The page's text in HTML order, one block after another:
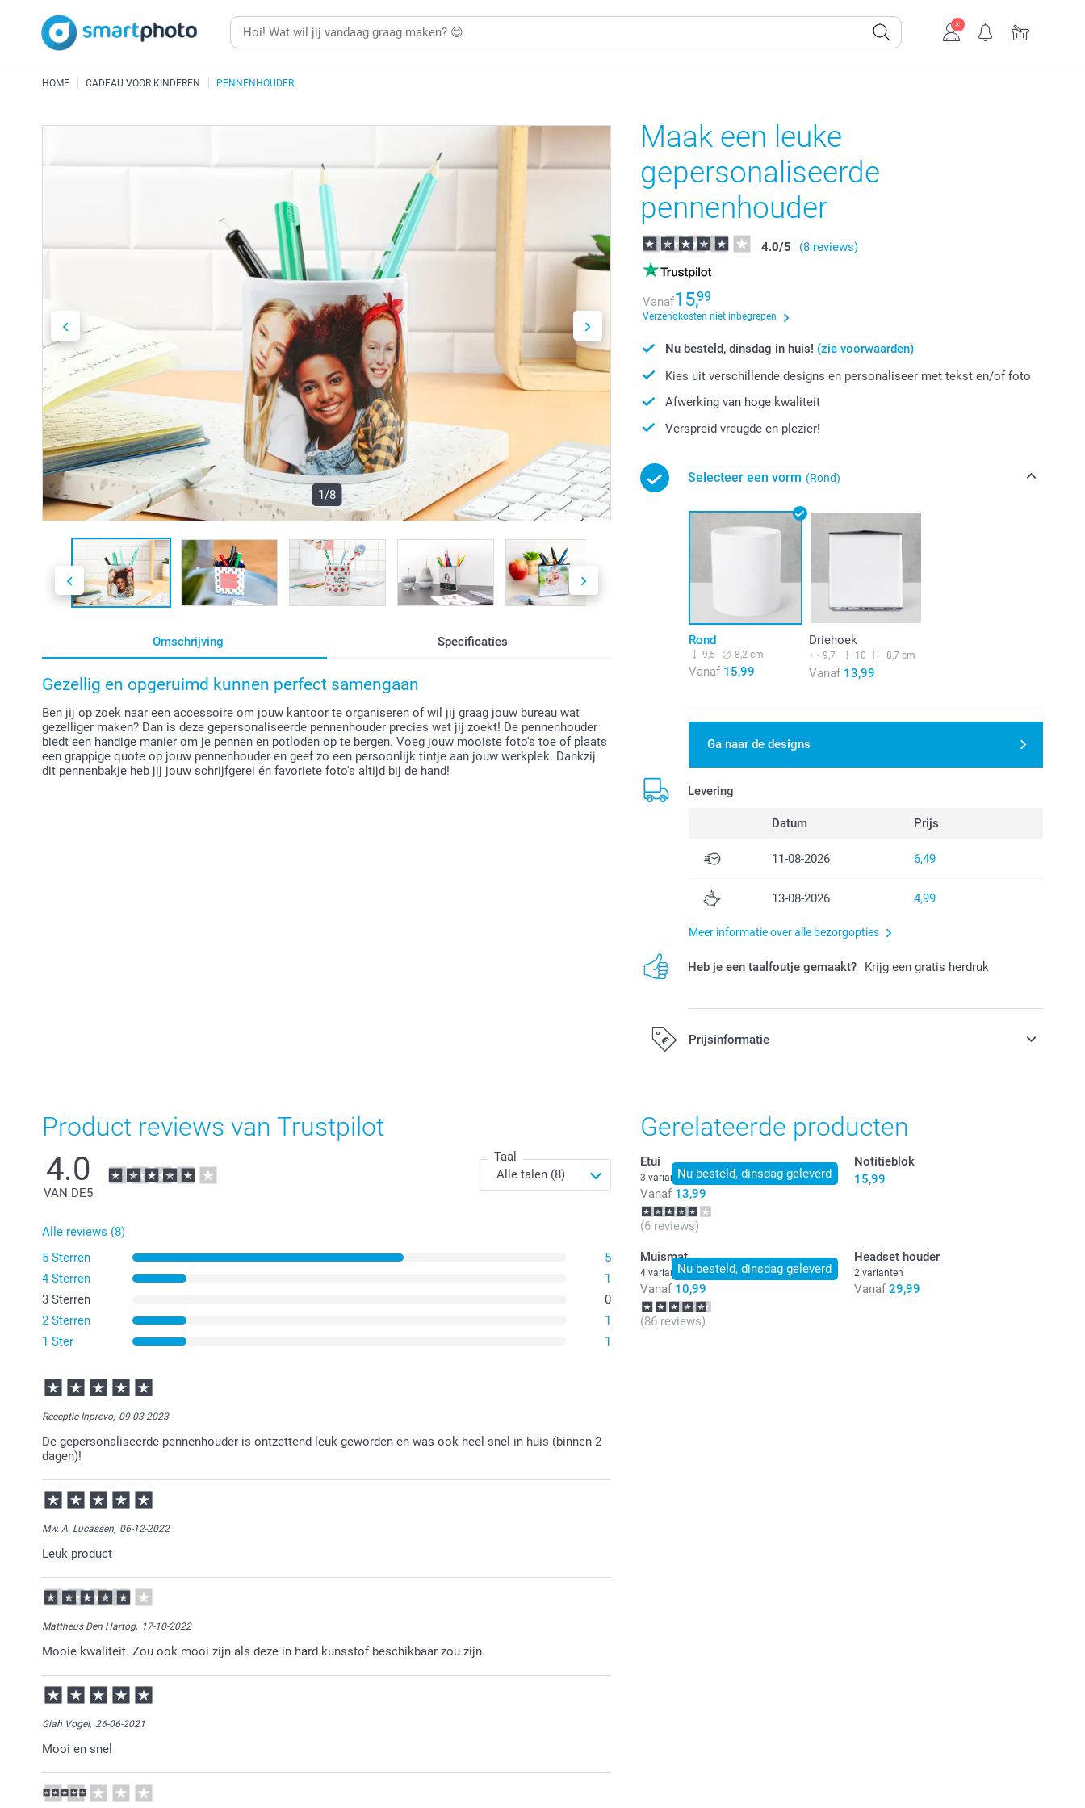
HOME CADEAU VOOR KINDEREN PENNENHOUDER
1/8
Omschrijving Specificaties
Gezellig en opgeruimd kunnen perfect samengaan
Ben jij op zoek naar een accessoire om jouw kantoor te organiseren of wil jij graag jouw bureau wat
gezelliger maken? Dan is deze gepersonaliseerde pennenhouder precies wat jij zoekt! De pennenhouder
biedt een handige manier om je pennen en potloden op te bergen. Voeg jouw mooiste foto's toe of plaats
een grappige quote op jouw pennenhouder en geef zo een persoonlijk tintje aan jouw werkplek. Dankzij
dit pennenbakje heb jij jouw schrijfgerei én favoriete foto's altijd bij de hand!
Maak een leuke
gepersonaliseerde
pennenhouder
4.0/5 (8 reviews)
Vanaf15,99
Verzendkosten niet inbegrepen
Nu besteld, dinsdag in huis! (zie voorwaarden)
Kies uit verschillende designs en personaliseer met tekst en/of foto
Afwerking van hoge kwaliteit
Verspreid vreugde en plezier!
Selecteer een vorm (Rond)
Rond
9,5 8,2 cm
Vanaf 15,99
Driehoek
9,7 10 8,7 cm
Vanaf 13,99
Ga naar de designs
Levering
Datum Prijs
11-08-2026 6,49
13-08-2026 4,99
Meer informatie over alle bezorgopties
Heb je een taalfoutje gemaakt? Krijg een gratis herdruk
Prijsinformatie
Product reviews van Trustpilot
4.0
VAN DE5
Taal
Alle reviews (8)
5 Sterren
5
4 Sterren
1
3 Sterren
0
2 Sterren
1
1 Ster
1
Receptie Inprevo, 09-03-2023
De gepersonaliseerde pennenhouder is ontzettend leuk geworden en was ook heel snel in huis (binnen 2
dagen)!
Mw. A. Lucassen, 06-12-2022
Leuk product
Mattheus Den Hartog, 17-10-2022
Mooie kwaliteit. Zou ook mooi zijn als deze in hard kunsstof beschikbaar zou zijn.
Giah Vogel, 26-06-2021
Mooi en snel
Gerelateerde producten
Nu besteld, dinsdag geleverd
Etui
3 varianten
Vanaf 13,99
(6 reviews)
Notitieblok
15,99
Nu besteld, dinsdag geleverd
Muismat
4 varianten
Vanaf 10,99
(86 reviews)
Headset houder
2 varianten
Vanaf 29,99